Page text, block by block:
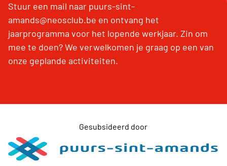
Stuur een mail naar puurs-sint-
amands@neosclub.be en ontvang het
jaarprogramma voor het lopende werkjaar. Zin om
mee te doen? We verwelkomen je graag op een van
onze geplande activiteiten.
Gesubsideerd door